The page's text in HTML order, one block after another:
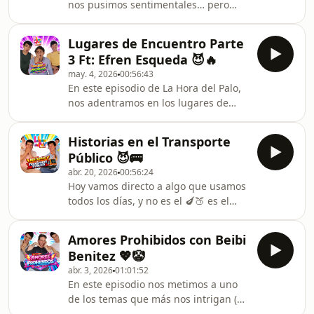
normalizamos, de cómo convivimos
entre mundos completamente
distintos y de por qué al final… nadie
sale ileso de esta conversa
nos pusimos sentimentales… pero
por una carta para nuestro niñx
interior, recordamos heridas, ternuras
y esas cosas que de grandes
seguimos cargando… y sí, al final la
leímos en voz alta (prepárense para
sentir). Un episodio íntimo, vulnerable
y muy para abrazar a ese niño que
aún vive en nos
Lugares de Encuentro Parte
3 Ft: Efren Esqueda 😈🔥
may. 4, 202600:56:43
En este episodio de La Hora del Palo,
nos adentramos en los lugares de
aventuras… y uno que otro secreto 👀
🔥Junto a Efrén Esqueda, exploramos
memorias, códigos y anécdotas que
viven en estos lugares que han
marcado a la diversidad.
Historias en el Transporte
Público 😈🚌
abr. 20, 202600:56:24
Hoy vamos directo a algo que usamos
todos los días, y no es el 🍆🍑 es el
episodio te contamos las historias
más intensas, incómodas y picosas
que pueden pasar entre vagones,
asientos y miradas que dicen más
que mil palabras. Desde encuentros
Amores Prohibidos con Beibi
Benitez 💖🤡
abr. 3, 202601:01:52
En este episodio nos metimos a uno
de los temas que más nos intrigan (y